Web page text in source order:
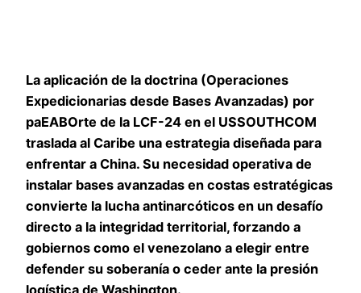
La aplicación de la doctrina (Operaciones
Expedicionarias desde Bases Avanzadas) por
paEABOrte de la LCF-24 en el USSOUTHCOM
traslada al Caribe una estrategia diseñada para
enfrentar a China. Su necesidad operativa de
instalar bases avanzadas en costas estratégicas
convierte la lucha antinarcóticos en un desafío
directo a la integridad territorial, forzando a
gobiernos como el venezolano a elegir entre
defender su soberanía o ceder ante la presión
logística de Washington.